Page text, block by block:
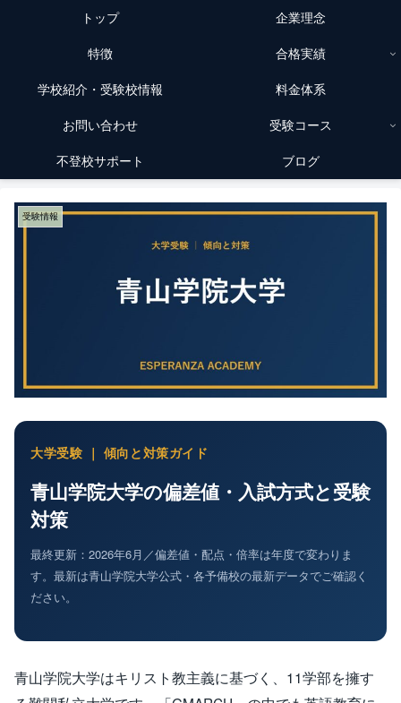
トップ 企業理念
特徴 合格実績
学校紹介・受験校情報 料金体系
お問い合わせ 受験コース
不登校サポート ブログ
受験情報
大学受験 ｜ 傾向と対策ガイド
青山学院大学の偏差値・入試方式と受験
対策
最終更新：2026年6月／偏差値・配点・倍率は年度で変わりま
す。最新は青山学院大学公式・各予備校の最新データでご確認く
ださい。
青山学院大学はキリスト教主義に基づく、11学部を擁す